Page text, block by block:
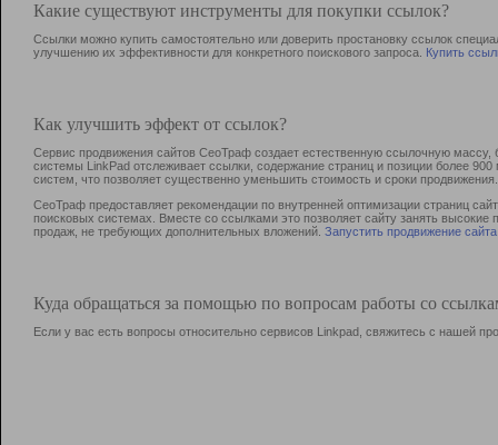
Какие существуют инструменты для покупки ссылок?
Ссылки можно купить самостоятельно или доверить простановку ссылок
улучшению их эффективности для конкретного поискового запроса. Купить
Как улучшить эффект от ссылок?
Сервис продвижения сайтов СеоТраф создает естественную ссылочную
системы LinkPad отслеживает ссылки, содержание страниц и позиции более
систем, что позволяет существенно уменьшить стоимость и сроки продвижения.
СеоТраф предоставляет рекомендации по внутренней оптимизации страниц
поисковых системах. Вместе со ссылками это позволяет сайту занять
продаж, не требующих дополнительных вложений. Запустить продвижение сайта
Куда обращаться за помощью по вопросам работы со
Если у вас есть вопросы относительно сервисов Linkpad, свяжитесь с нашей